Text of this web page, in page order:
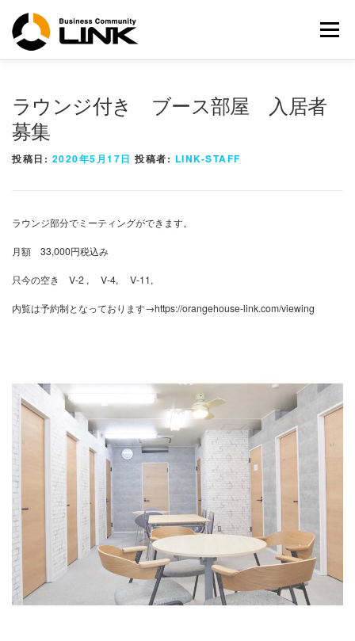
メニュー
ラウンジ付き ブース部屋 入居者
募集
投稿日: 2020年5月17日 投稿者: LINK-STAFF
ラウンジ部分でミーティングができます。
月額 33,000円税込み
只今の空き V-2 , V-4, V-11,
内覧は予約制となっております→https://orangehouse-link.com/viewing